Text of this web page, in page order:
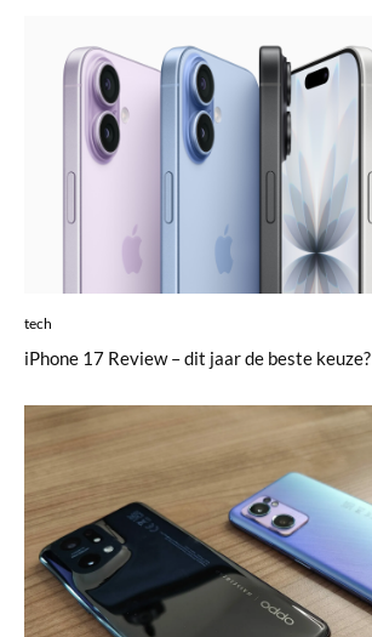
tech
iPhone 17 Review – dit jaar de beste keuze?